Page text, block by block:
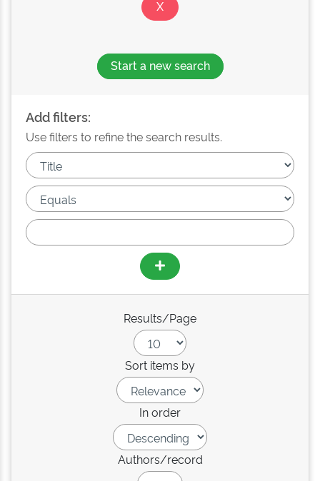
Start a new search
Add filters:
Use filters to refine the search results.
Results/Page
Sort items by
In order
Authors/record